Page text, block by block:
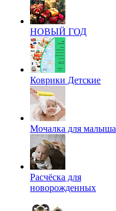
НОВЫЙ ГОД
Коврики Детские
Мочалка для малыша
Расчёска для
новорожденных